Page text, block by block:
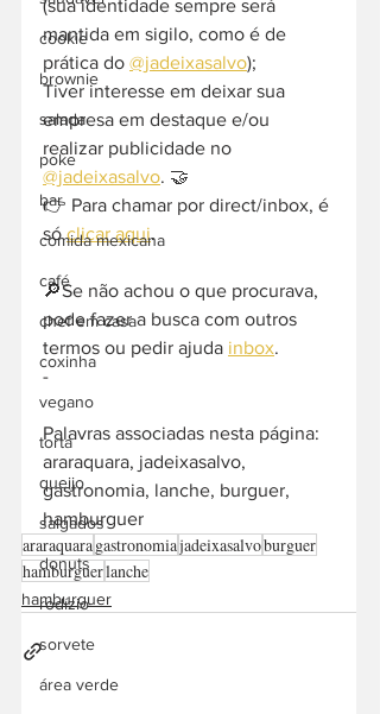
cookie
brownie
salada
poke
bar
comida mexicana
café
chef em casa
coxinha
vegano
torta
queijo
salgados
donuts
rodízio
sorvete
área verde
(sua identidade sempre será
mantida em sigilo, como é de
prática do @jadeixasalvo);
Tiver interesse em deixar sua
empresa em destaque e/ou
realizar publicidade no
@jadeixasalvo. 🤝
👉 Para chamar por direct/inbox, é
só clicar aqui.
🔎Se não achou o que procurava,
pode fazer a busca com outros
termos ou pedir ajuda inbox.
-
Palavras associadas nesta página:
araraquara, jadeixasalvo,
gastronomia, lanche, burguer,
hamburguer
araraquaragastronomiajadeixasalvoburguer
hamburguerlanche
hamburguer